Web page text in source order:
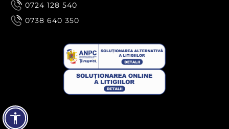
0724 128 540
0738 640 350